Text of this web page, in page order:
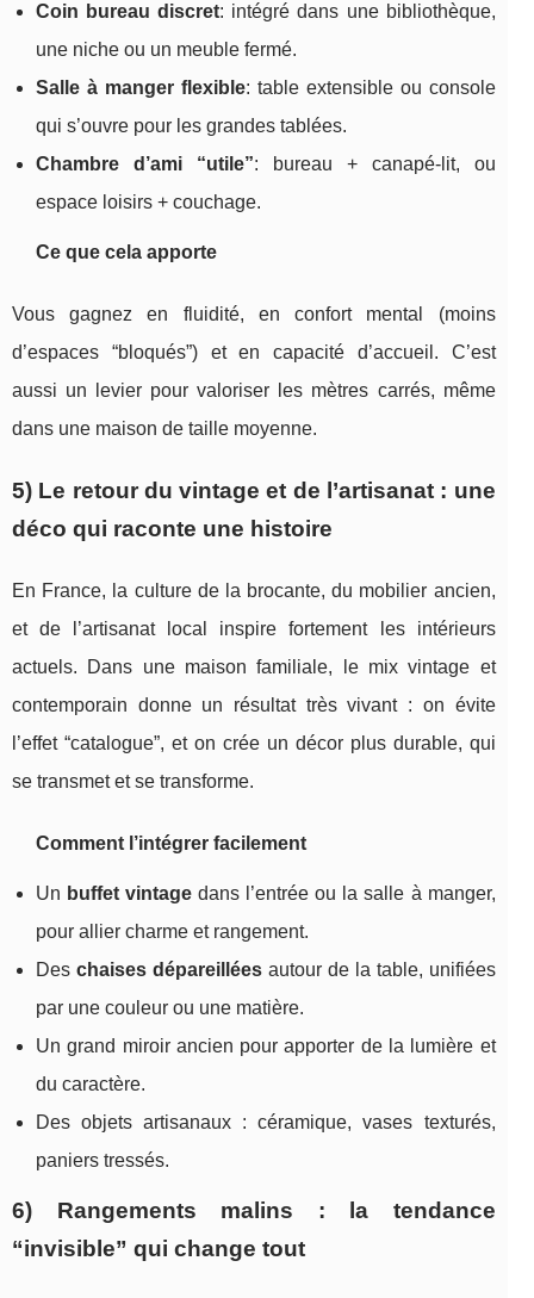
Coin bureau discret: intégré dans une bibliothèque,
une niche ou un meuble fermé.
Salle à manger flexible: table extensible ou console
qui s’ouvre pour les grandes tablées.
Chambre d’ami “utile”: bureau + canapé-lit, ou
espace loisirs + couchage.
Ce que cela apporte
Vous gagnez en fluidité, en confort mental (moins
d’espaces “bloqués”) et en capacité d’accueil. C’est
aussi un levier pour valoriser les mètres carrés, même
dans une maison de taille moyenne.
5) Le retour du vintage et de l’artisanat : une
déco qui raconte une histoire
En France, la culture de la brocante, du mobilier ancien,
et de l’artisanat local inspire fortement les intérieurs
actuels. Dans une maison familiale, le mix vintage et
contemporain donne un résultat très vivant : on évite
l’effet “catalogue”, et on crée un décor plus durable, qui
se transmet et se transforme.
Comment l’intégrer facilement
Un buffet vintage dans l’entrée ou la salle à manger,
pour allier charme et rangement.
Des chaises dépareilléesautour de la table, unifiées
par une couleur ou une matière.
Un grand miroir ancien pour apporter de la lumière et
du caractère.
Des objets artisanaux : céramique, vases texturés,
paniers tressés.
6) Rangements malins : la tendance
“invisible” qui change tout